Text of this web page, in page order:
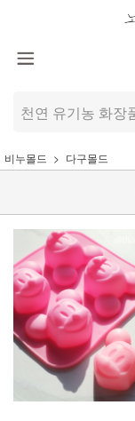
비누몰드 다구몰드